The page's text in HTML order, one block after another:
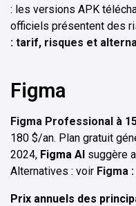
: les versions APK
officiels présentent des
: tarif, risques et
Figma
Figma Professional à
180 $/an. Plan gratuit
2024, Figma AI suggère
Alternatives : voir Figma
Prix annuels des